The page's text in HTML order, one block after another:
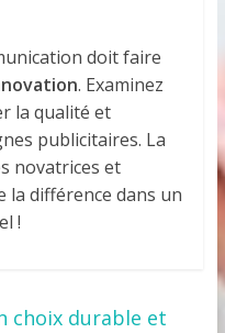
doit faire
. Examinez
la qualité et
publicitaires. La
novatrices et
différence dans un
!
choix durable et